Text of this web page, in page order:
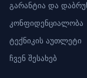
გარანტია და
კონფიდენციალობა
ტექნიკის აუთლეტი
ჩვენ შესახებ